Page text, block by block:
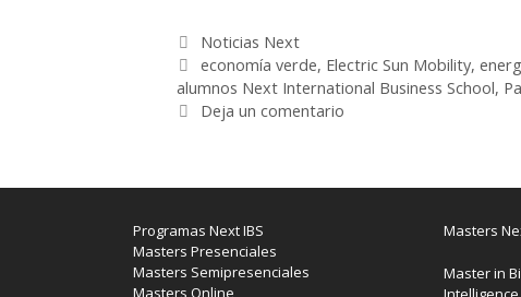
Categorías
Noticias Next
Etiquetas
economía verde, Electric Sun Mobility,
alumnos Next International Business School,
Deja un comentario
Programas Next IBS
Masters Presenciales
Masters Semipresenciales
Masters Online
Masters
Master in